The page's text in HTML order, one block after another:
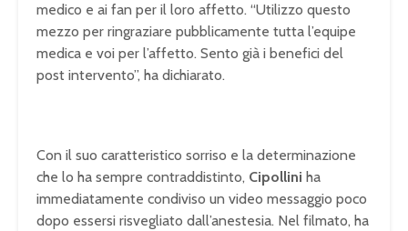
medico e ai fan per il loro affetto. “Utilizzo questo
mezzo per ringraziare pubblicamente tutta l’equipe
medica e voi per l’affetto. Sento già i benefici del
post intervento”, ha dichiarato.
Con il suo caratteristico sorriso e la determinazione
che lo ha sempre contraddistinto, Cipollini ha
immediatamente condiviso un video messaggio poco
dopo essersi risvegliato dall’anestesia. Nel filmato, ha